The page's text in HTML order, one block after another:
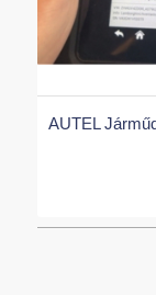
AUTEL